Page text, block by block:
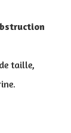
taille,